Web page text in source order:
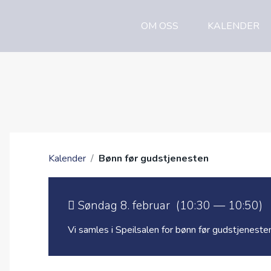
OM OSS KALENDER
Kalender / Bønn før gudstjenesten
Søndag 8. februar (10:30 — 10:50)
Vi samles i Speilsalen for bønn før